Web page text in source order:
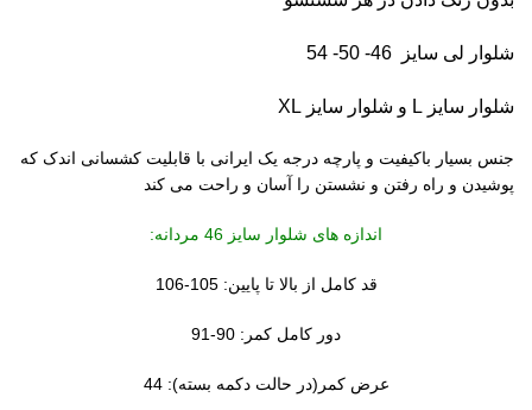
شلوار لی سایز 46- 50- 54
شلوار سایز L و شلوار سایز XL
جنس بسیار باکیفیت و پارچه درجه یک ایرانی با قابلیت کشسانی اندک که
پوشیدن و راه رفتن و نشستن را آسان و راحت می کند
اندازه های شلوار سایز 46 مردانه:
قد کامل از بالا تا پایین: 105-106
دور کامل کمر: 90-91
عرض کمر(در حالت دکمه بسته): 44